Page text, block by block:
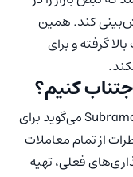
کند. همین
گرفته و برای
کنیم؟
سابرامانیام مدیر ارشد اجرایی شرکت Subramoney می‌گوید برای
از تمام معاملات
فعلی، تهیه